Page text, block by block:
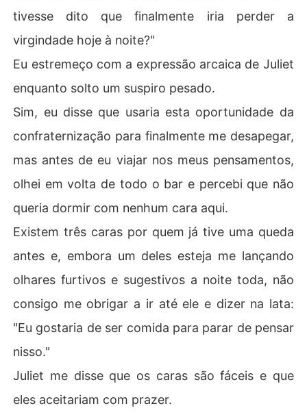
tivesse dito que finalmente iria perder a
virgindade hoje à noite?"
Eu estremeço com a expressão arcaica de Juliet
enquanto solto um suspiro pesado.
Sim, eu disse que usaria esta oportunidade da
confraternização para finalmente me desapegar,
mas antes de eu viajar nos meus pensamentos,
olhei em volta de todo o bar e percebi que não
queria dormir com nenhum cara aqui.
Existem três caras por quem já tive uma queda
antes e, embora um deles esteja me lançando
olhares furtivos e sugestivos a noite toda, não
consigo me obrigar a ir até ele e dizer na lata:
"Eu gostaria de ser comida para parar de pensar
nisso."
Juliet me disse que os caras são fáceis e que
eles aceitariam com prazer.